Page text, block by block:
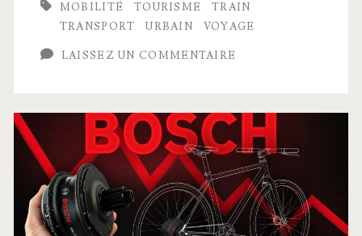
du
Paris
–
Adieu
MOBILITÉ TOURISME
TRAIN
TRANSPORT
URBAIN VOYAGE
LAISSEZ UN COMMENTAIRE